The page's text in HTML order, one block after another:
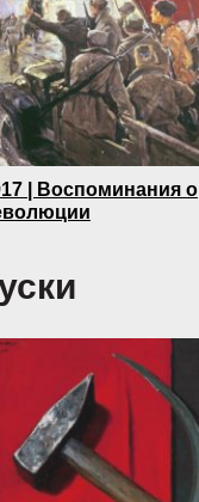
| Воспоминания о